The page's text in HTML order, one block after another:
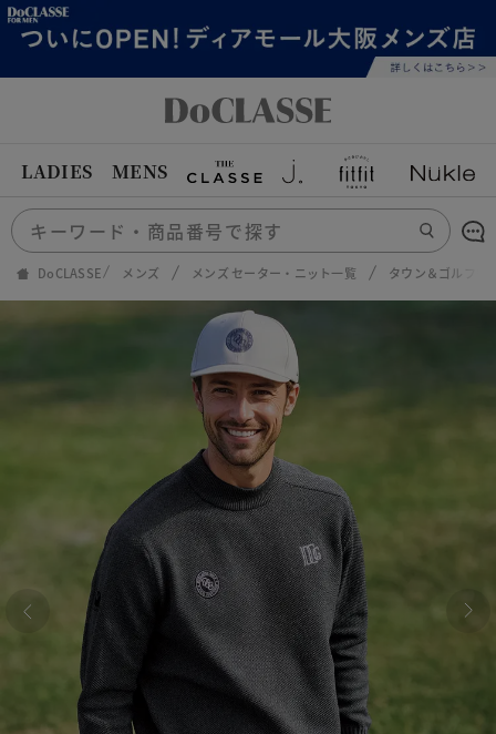
LADIES MENS
DoCLASSE メンズ メンズ セーター・ニット一覧 タウン＆ゴルフ多